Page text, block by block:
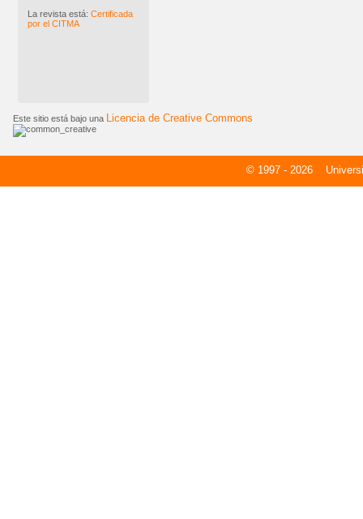
La revista está: Certificada
por el CITMA
Este sitio está bajo una Licencia de Creative Commons
© 1997 - 2026